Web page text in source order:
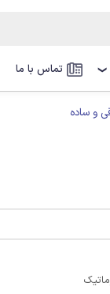
❯ تماس با ما
و ساده